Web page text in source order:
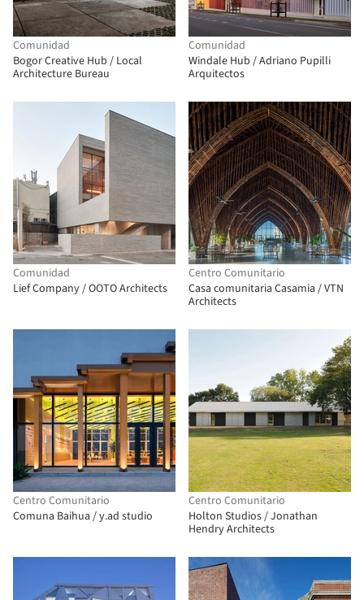
Comunidad
Bogor Creative Hub / Local
Architecture Bureau
Comunidad
Windale Hub / Adriano Pupilli
Arquitectos
Comunidad
Lief Company / OOTO Architects
Centro Comunitario
Casa comunitaria Casamia / VTN
Architects
Centro Comunitario
Comuna Baihua / y.ad studio
Centro Comunitario
Holton Studios / Jonathan
Hendry Architects